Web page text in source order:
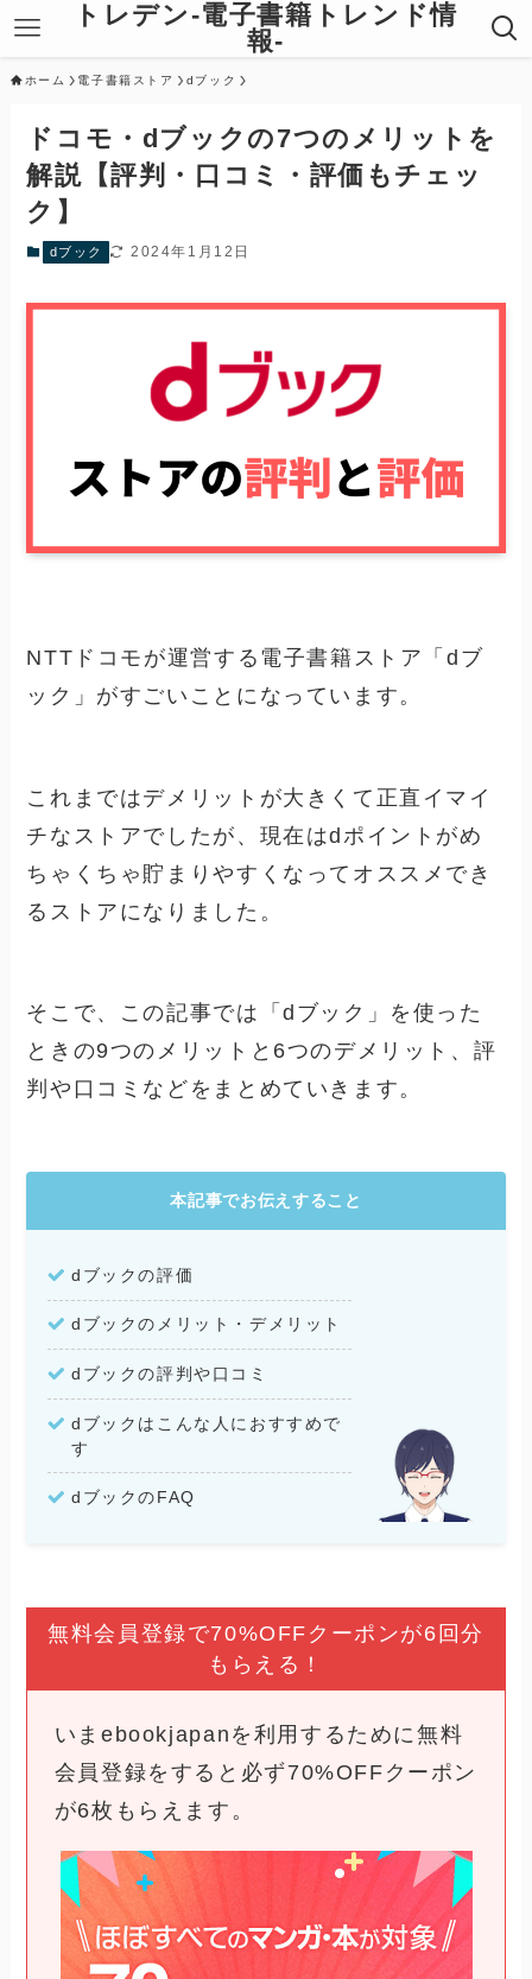
トレデン-電子書籍トレンド情
報-
ホーム 電子書籍ストア dブック
ドコモ・dブックの7つのメリットを
解説【評判・口コミ・評価もチェッ
ク】
dブック 2024年1月12日
NTTドコモが運営する電子書籍ストア「dブ
ック」がすごいことになっています。
これまではデメリットが大きくて正直イマイ
チなストアでしたが、現在はdポイントがめ
ちゃくちゃ貯まりやすくなってオススメでき
るストアになりました。
そこで、この記事では「dブック」を使った
ときの9つのメリットと6つのデメリット、評
判や口コミなどをまとめていきます。
本記事でお伝えすること
dブックの評価
dブックのメリット・デメリット
dブックの評判や口コミ
dブックはこんな人におすすめで
す
dブックのFAQ
無料会員登録で70%OFFクーポンが6回分
もらえる！
いまebookjapanを利用するために無料
会員登録をすると必ず70%OFFクーポン
が6枚もらえます。